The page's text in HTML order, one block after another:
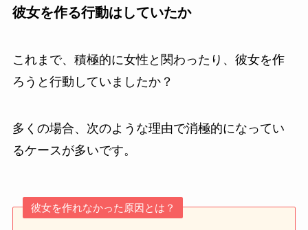
彼女を作る行動はしていたか
これまで、積極的に女性と関わったり、彼女を作
ろうと行動していましたか？
多くの場合、次のような理由で消極的になってい
るケースが多いです。
彼女を作れなかった原因とは？